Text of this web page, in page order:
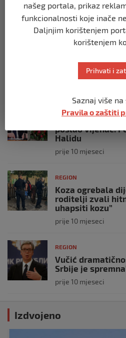
referenduma
prije 10 mjeseci
REGION
gripe: ‘Zato da
prije 10 mjeseci
Predsjednik
poslao vijenac:
Halidu
prije 10 mjeseci
REGION
Koza ogrebala
roditelji zvali
uhapsiti kozu”
prije 10 mjeseci
REGION
Vučić
Srbije je
prije 10 mjeseci
Izdvojeno
našeg portala, prikaz
funkcionalnosti koje inače
Daljnjim korištenjem
korištenjem
Prihvati i
Saznaj više
Pravila o zaštiti